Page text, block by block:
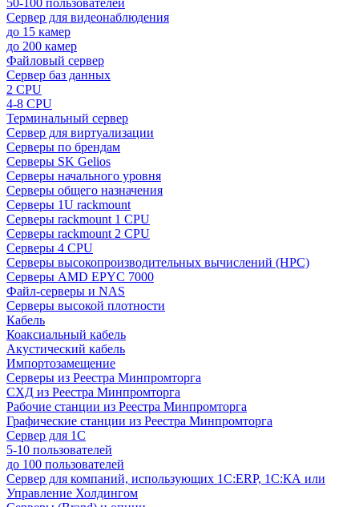
50-100 пользователей
Сервер для видеонаблюдения
до 15 камер
до 200 камер
Файловый сервер
Сервер баз данных
2 CPU
4-8 CPU
Терминальный сервер
Сервер для виртуализации
Серверы по брендам
Серверы SK Gelios
Серверы начального уровня
Серверы общего назначения
Серверы 1U rackmount
Серверы rackmount 1 CPU
Серверы rackmount 2 CPU
Серверы 4 CPU
Серверы высокопроизводительных вычислений (HPC)
Серверы AMD EPYC 7000
Файл-серверы и NAS
Серверы высокой плотности
Кабель
Коаксиальный кабель
Акустический кабель
Импортозамещение
Серверы из Реестра Минпромторга
СХД из Реестра Минпромторга
Рабочие станции из Реестра Минпромторга
Графические станции из Реестра Минпромторга
Сервер для 1С
5-10 пользователей
до 100 пользователей
Сервер для компаний, использующих 1C:ERP, 1С:КА или
Управление Холдингом